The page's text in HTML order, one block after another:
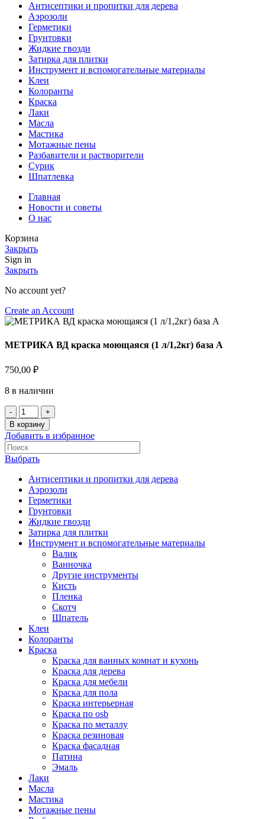
Антисептики и пропитки для дерева
Аэрозоли
Герметики
Грунтовки
Жидкие гвозди
Затирка для плитки
Инструмент и вспомогательные материалы
Клеи
Колоранты
Краска
Лаки
Масла
Мастика
Мотажные пены
Разбавители и растворители
Сурик
Шпатлевка
Главная
Новости и советы
О нас
Корзина
Закрыть
Sign in
Закрыть
No account yet?
Create an Account
МЕТРИКА ВД краска моющаяся (1 л/1,2кг) база А
750,00 ₽
8 в наличии
Количество
товара
МЕТРИКА
ВД
краска
моющаяся
л/1,2кг)
база
В корзину
Добавить в избранное
Выбрать
Антисептики и пропитки для дерева
Аэрозоли
Герметики
Грунтовки
Жидкие гвозди
Затирка для плитки
Инструмент и вспомогательные материалы
Валик
Ванночка
Другие инструменты
Кисть
Пленка
Скотч
Шпатель
Клеи
Колоранты
Краска
Краска для ванных комнат и кухонь
Краска для дерева
Краска для мебели
Краска для пола
Краска интерьерная
Краска по osb
Краска по металлу
Краска резиновая
Краска фасадная
Патина
Эмаль
Лаки
Масла
Мастика
Мотажные пены